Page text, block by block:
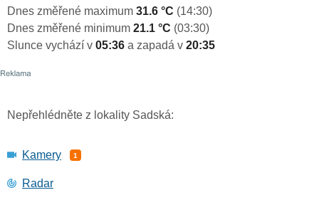
Dnes změřené maximum 31.6 °C (14:30)
Dnes změřené minimum 21.1 °C (03:30)
Slunce vychází v 05:36 a zapadá v 20:35
Nepřehlédněte z lokality Sadská:
Kamery 1
Radar